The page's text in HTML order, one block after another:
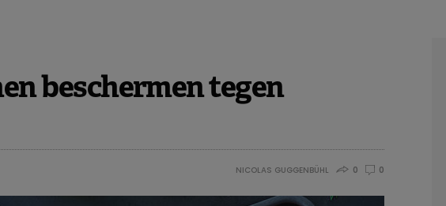
beschermen tegen
NICOLAS GUGGENBÜHL 0 0